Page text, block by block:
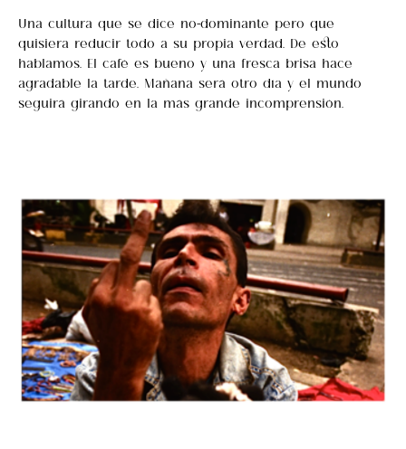
Una cultura que se dice no-dominante pero que
quisiera reducir todo a su propia verdad. De esto
hablamos. El café es bueno y una fresca brisa hace
agradable la tarde. Mañana será otro día y el mundo
seguirá girando en la más grande incomprensión.